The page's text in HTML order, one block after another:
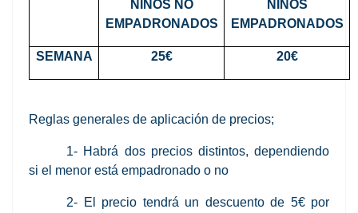
NIÑOS NO
EMPADRONADOS
NIÑOS
EMPADRONADOS
SEMANA 25€ 20€
Reglas generales de aplicación de precios;
1- Habrá dos precios distintos, dependiendo
si el menor está empadronado o no
2- El precio tendrá un descuento de 5€ por